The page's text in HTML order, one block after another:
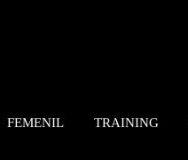
FEMENIL TRAINING